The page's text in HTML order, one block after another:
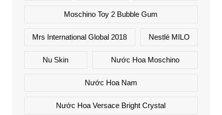
Moschino Toy 2 Bubble Gum
Mrs International Global 2018 Nestlé MILO
Nu Skin Nước Hoa Moschino
Nước Hoa Nam
Nước Hoa Versace Bright Crystal